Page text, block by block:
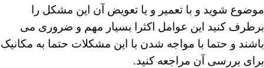
موضوع شوید و با تعمیر و یا تعویض آن این مشکل را
برطرف کنید این عوامل اکثرا بسیار مهم و ضروری می
باشند و حتما با مواجه شدن با این مشکلات حتما به مکانیک
برای بررسی آن مراجعه کنید.